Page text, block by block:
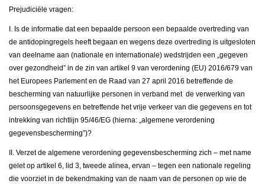
Prejudiciële vragen:
I. Is de informatie dat een bepaalde persoon een bepaalde overtreding van
de antidopingregels heeft begaan en wegens deze overtreding is uitgesloten
van deelname aan (nationale en internationale) wedstrijden een „gegeven
over gezondheid” in de zin van artikel 9 van verordening (EU) 2016/679 van
het Europees Parlement en de Raad van 27 april 2016 betreffende de
bescherming van natuurlijke personen in verband met de verwerking van
persoonsgegevens en betreffende het vrije verkeer van die gegevens en tot
intrekking van richtlijn 95/46/EG (hierna: „algemene verordening
gegevensbescherming”)?
II. Verzet de algemene verordening gegevensbescherming zich – met name
gelet op artikel 6, lid 3, tweede alinea, ervan – tegen een nationale regeling
die voorziet in de bekendmaking van de naam van de personen op wie de